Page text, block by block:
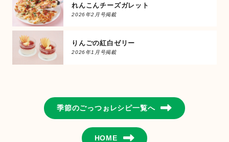
れんこんチーズガレット
2026年2月号掲載
りんごの紅白ゼリー
2026年1月号掲載
季節のごっつぉレシピ一覧へ
HOME